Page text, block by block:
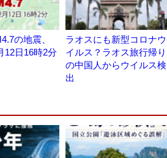
の地震、
12日16時2分
ラオスにも新型コロナウ
イルス？ラオス旅行帰り
の中国人からウイルス検
出